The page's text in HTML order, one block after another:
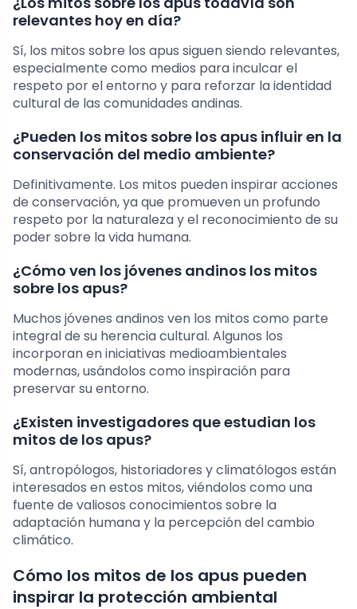
relevantes hoy en día?
Sí, los mitos sobre los apus siguen siendo relevantes,
especialmente como medios para inculcar el
respeto por el entorno y para reforzar la identidad
cultural de las comunidades andinas.
¿Pueden los mitos sobre los apus influir en la
conservación del medio ambiente?
Definitivamente. Los mitos pueden inspirar acciones
de conservación, ya que promueven un profundo
respeto por la naturaleza y el reconocimiento de su
poder sobre la vida humana.
¿Cómo ven los jóvenes andinos los mitos
sobre los apus?
Muchos jóvenes andinos ven los mitos como parte
integral de su herencia cultural. Algunos los
incorporan en iniciativas medioambientales
modernas, usándolos como inspiración para
preservar su entorno.
¿Existen investigadores que estudian los
mitos de los apus?
Sí, antropólogos, historiadores y climatólogos están
interesados en estos mitos, viéndolos como una
fuente de valiosos conocimientos sobre la
adaptación humana y la percepción del cambio
climático.
Cómo los mitos de los apus pueden
inspirar la protección ambiental